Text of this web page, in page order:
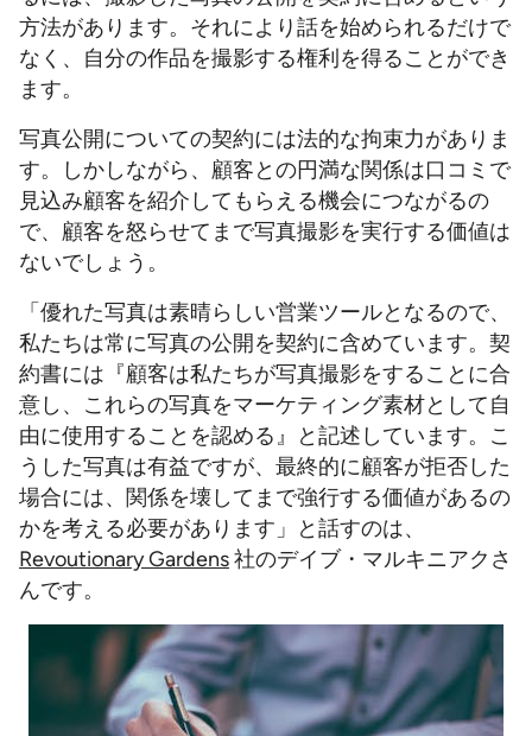
方法があります。それにより話を始められるだけで
なく、自分の作品を撮影する権利を得ることができ
ます。
写真公開についての契約には法的な拘束力がありま
す。しかしながら、顧客との円満な関係は口コミで
見込み顧客を紹介してもらえる機会につながるの
で、顧客を怒らせてまで写真撮影を実行する価値は
ないでしょう。
「優れた写真は素晴らしい営業ツールとなるので、
私たちは常に写真の公開を契約に含めています。契
約書には『顧客は私たちが写真撮影をすることに合
意し、これらの写真をマーケティング素材として自
由に使用することを認める』と記述しています。こ
うした写真は有益ですが、最終的に顧客が拒否した
場合には、関係を壊してまで強行する価値があるの
かを考える必要があります」と話すのは、
Revoutionary Gardens社のデイブ・マルキニアクさ
んです。